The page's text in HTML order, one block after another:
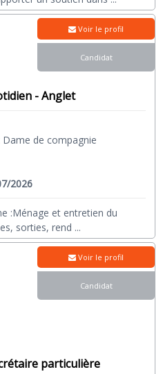
- Anglet
de compagnie
2026
:Ménage et entretien du
sorties, rend ...
Voir le profil
Candidat
particulière
Voir le profil
Candidat